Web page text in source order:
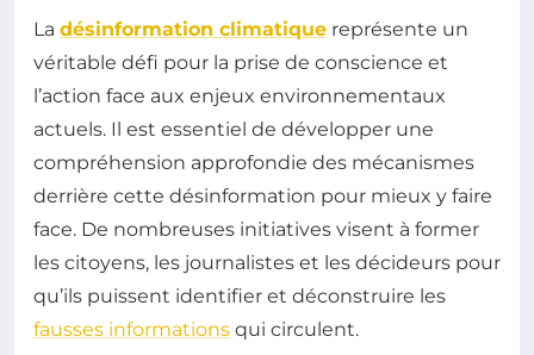
La désinformation climatique représente un
véritable défi pour la prise de conscience et
l’action face aux enjeux environnementaux
actuels. Il est essentiel de développer une
compréhension approfondie des mécanismes
derrière cette désinformation pour mieux y faire
face. De nombreuses initiatives visent à former
les citoyens, les journalistes et les décideurs pour
qu’ils puissent identifier et déconstruire les
fausses informations qui circulent.